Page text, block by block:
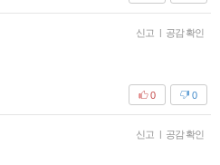
신고 | 공감 확인
0
0
신고 | 공감 확인